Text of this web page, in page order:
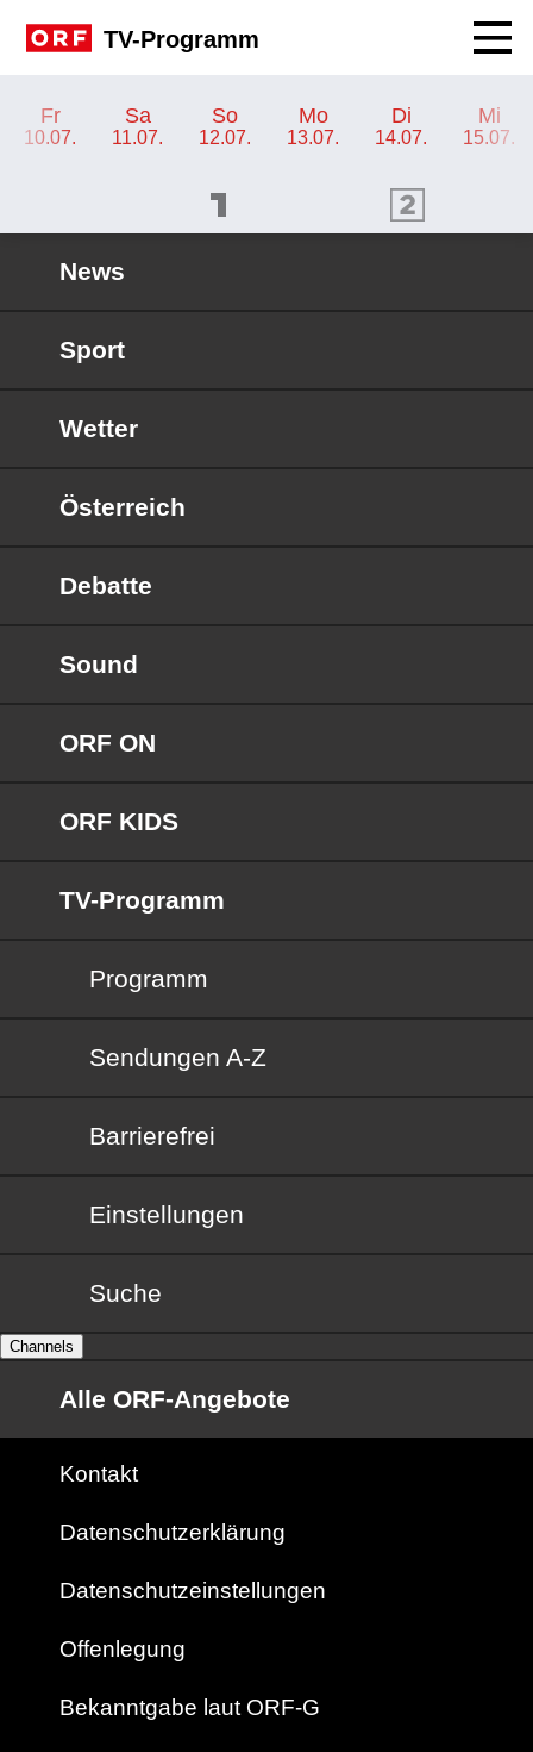
TV-Programm
Fr
10.07.
Sa
11.07.
So
12.07.
Mo
13.07.
Di
14.07.
Mi
15.07.
ORF 2 Programm
News
Sport
Wetter
Österreich
Debatte
Sound
ORF ON
ORF KIDS
TV-Programm
Programm
Sendungen von A bis Z
Sendungen A-Z
Barrierefrei
Barrierefrei
Einstellungen
Suche
Channels
Alle ORF-Angebote
Kontakt
Datenschutzerklärung
Datenschutzeinstellungen
Offenlegung
Bekanntgabe laut ORF-G